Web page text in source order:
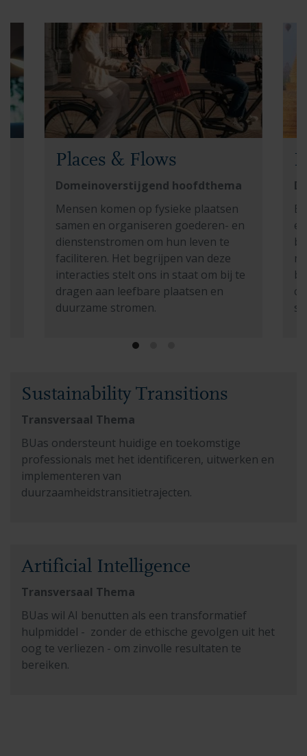
Places & Flows
Domeinoverstijgend hoofdthema
Mensen komen op fysieke plaatsen
samen en organiseren goederen- en
dienstenstromen om hun leven te
faciliteren. Het begrijpen van deze
interacties stelt ons in staat om bij te
dragen aan leefbare plaatsen en
duurzame stromen.
Read more about Sustainability Transitions
Sustainability Transitions
Transversaal Thema
BUas ondersteunt huidige en toekomstige
professionals met het identificeren, uitwerken en
implementeren van
duurzaamheidstransitietrajecten.
Read more about Artificial Intelligence
Artificial Intelligence
Transversaal Thema
BUas wil AI benutten als een transformatief
hulpmiddel - zonder de ethische gevolgen uit het
oog te verliezen - om zinvolle resultaten te
bereiken.